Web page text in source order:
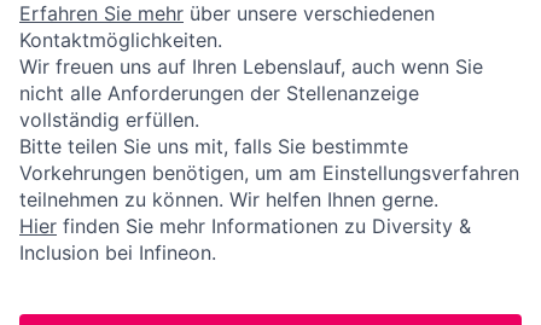
Erfahren Sie mehr über unsere verschiedenen
Kontaktmöglichkeiten.
Wir freuen uns auf Ihren Lebenslauf, auch wenn Sie
nicht alle Anforderungen der Stellenanzeige
vollständig erfüllen.
Bitte teilen Sie uns mit, falls Sie bestimmte
Vorkehrungen benötigen, um am Einstellungsverfahren
teilnehmen zu können. Wir helfen Ihnen gerne.
Hier finden Sie mehr Informationen zu Diversity &
Inclusion bei Infineon.